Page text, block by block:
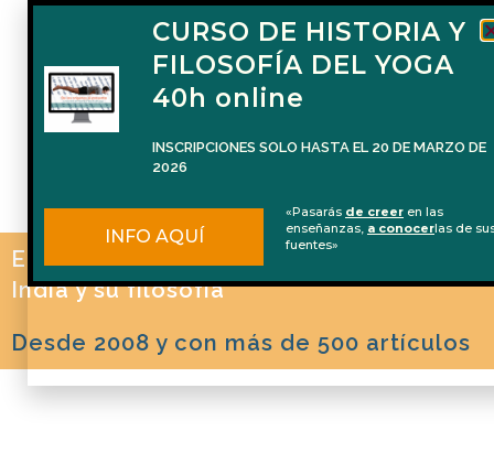
El blog de Naren Herrero sobre Yoga, la
India y su filosofía
Desde 2008 y con más de 500 artículos
CURSO DE HISTORIA Y
FILOSOFÍA DEL YOGA
40h online
INSCRIPCIONES SOLO HASTA EL 20 DE MARZO DE
2026
INFO AQUÍ
«Pasarás de creer en las
enseñanzas, a conocerlas de
fuentes»